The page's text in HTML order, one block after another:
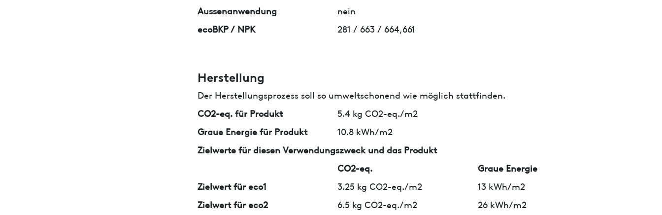
Aussenanwendung
nein
ecoBKP / NPK
281 / 663 / 664,661
Herstellung
Der Herstellungsprozess soll so umweltschonend wie möglich stattfinden.
CO2-eq. für Produkt
5.4 kg CO2-eq./m2
Graue Energie für Produkt
10.8 kWh/m2
Zielwerte für diesen Verwendungszweck und das Produkt
CO2-eq.
Graue Energie
Zielwert für eco1
3.25 kg CO2-eq./m2
13 kWh/m2
Zielwert für eco2
6.5 kg CO2-eq./m2 26 kWh/m2